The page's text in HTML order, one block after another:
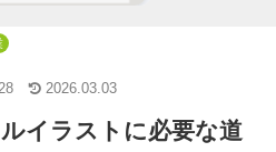
ルイラストに必要な道
2026.03.03